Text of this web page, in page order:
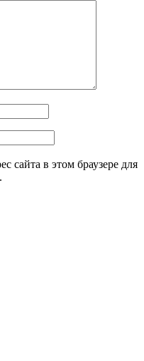
сайта в этом браузере для